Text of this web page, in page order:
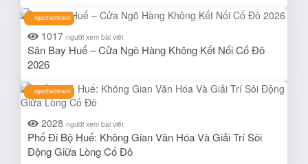
ngocthachtravel
1017 người xem bài viết
Sân Bay Huế – Cửa Ngõ Hàng Không Kết Nối Cố Đô
2026
ngocthachtravel
2028 người xem bài viết
Phố Đi Bộ Huế: Không Gian Văn Hóa Và Giải Trí Sôi
Động Giữa Lòng Cố Đô